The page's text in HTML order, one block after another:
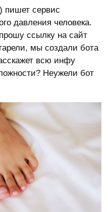
пишет сервис
давления человека.
ссылку на сайт
мы создали бота
всю инфу
Неужели бот